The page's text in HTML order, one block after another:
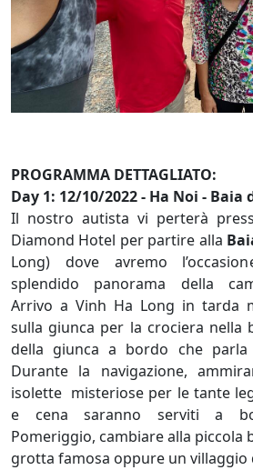
PROGRAMMA DETTAGLIATO:
Day 1: 12/10/2022 - Ha Noi - Baia
Il nostro autista vi perterà
Diamond Hotel per partire alla
Long) dove avremo
splendido panorama della
Arrivo a Vinh Ha Long in tarda
sulla giunca per la crociera nella
della giunca a bordo che parla
Durante la navigazione,
isolette misteriose per le tante
e cena saranno serviti a
Pomeriggio, cambiare alla piccola
grotta famosa oppure un villaggio